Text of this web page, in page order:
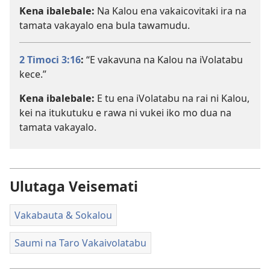
Kena ibalebale: Na Kalou ena vakaicovitaki ira na
tamata vakayalo ena bula tawamudu.
2 Timoci 3:16: “E vakavuna na Kalou na iVolatabu
kece.”
Kena ibalebale: E tu ena iVolatabu na rai ni Kalou,
kei na itukutuku e rawa ni vukei iko mo dua na
tamata vakayalo.
Ulutaga Veisemati
Vakabauta & Sokalou
Saumi na Taro Vakaivolatabu